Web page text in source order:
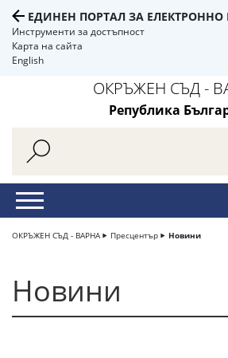
ЕДИНЕН ПОРТАЛ ЗА
Инструменти за достъпност
Карта на сайта
English
ОКРЪЖЕН СЪД -
Република
ОКРЪЖЕН СЪД - ВАРНА Пресцентър Новини
Новини